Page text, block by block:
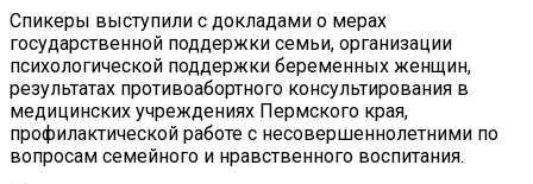
Спикеры выступили с докладами о мерах
государственной поддержки семьи, организации
психологической поддержки беременных женщин,
результатах противоабортного консультирования в
медицинских учреждениях Пермского края,
профилактической работе с несовершеннолетними по
вопросам семейного и нравственного воспитания.